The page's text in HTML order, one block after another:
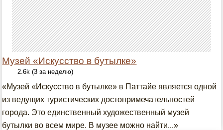
Музей «Искусство в бутылке»
2.6k (3 за неделю)
«Музей «Искусство в бутылке» в Паттайе является одной
из ведущих туристических достопримечательностей
города. Это единственный художественный музей
бутылки во всем мире. В музее можно найти...»